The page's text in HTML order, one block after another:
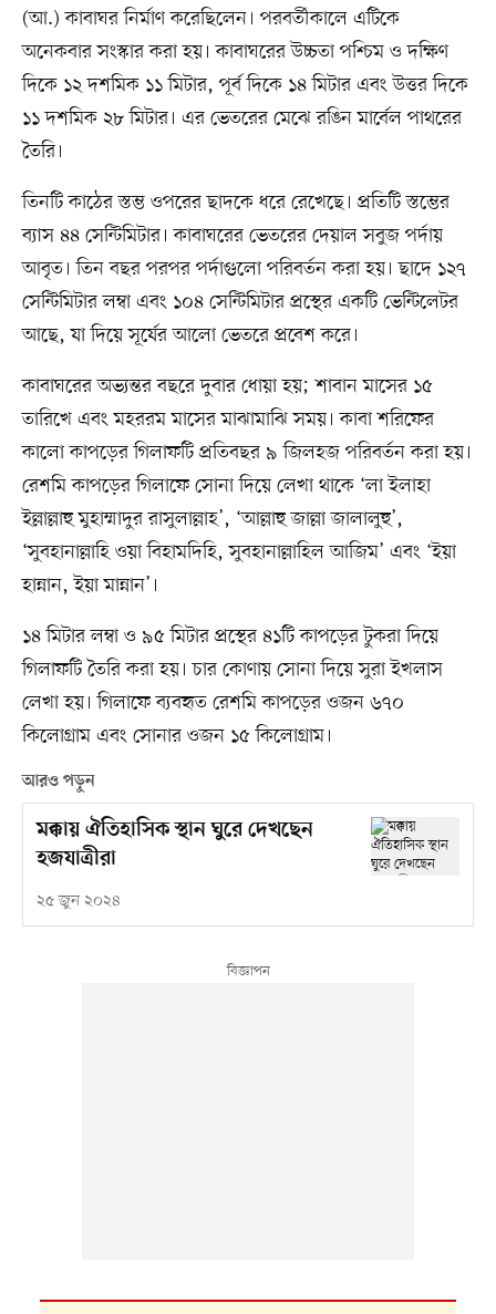
(আ.) কাবাঘর নির্মাণ করেছিলেন। পরবর্তীকালে এটিকে
অনেকবার সংস্কার করা হয়। কাবাঘরের উচ্চতা পশ্চিম ও দক্ষিণ
দিকে ১২ দশমিক ১১ মিটার, পূর্ব দিকে ১৪ মিটার এবং উত্তর দিকে
১১ দশমিক ২৮ মিটার। এর ভেতরের মেঝে রঙিন মার্বেল পাথরের
তৈরি।
তিনটি কাঠের স্তম্ভ ওপরের ছাদকে ধরে রেখেছে। প্রতিটি স্তম্ভের
ব্যাস ৪৪ সেন্টিমিটার। কাবাঘরের ভেতরের দেয়াল সবুজ পর্দায়
আবৃত। তিন বছর পরপর পর্দাগুলো পরিবর্তন করা হয়। ছাদে ১২৭
সেন্টিমিটার লম্বা এবং ১০৪ সেন্টিমিটার প্রস্থের একটি ভেন্টিলেটর
আছে, যা দিয়ে সূর্যের আলো ভেতরে প্রবেশ করে।
কাবাঘরের অভ্যন্তর বছরে দুবার ধোয়া হয়; শাবান মাসের ১৫
তারিখে এবং মহররম মাসের মাঝামাঝি সময়। কাবা শরিফের
কালো কাপড়ের গিলাফটি প্রতিবছর ৯ জিলহজ পরিবর্তন করা হয়।
রেশমি কাপড়ের গিলাফে সোনা দিয়ে লেখা থাকে ‘লা ইলাহা
ইল্লাল্লাহু মুহাম্মাদুর রাসুলাল্লাহ’, ‘আল্লাহু জাল্লা জালালুহু’,
‘সুবহানাল্লাহি ওয়া বিহামদিহি, সুবহানাল্লাহিল আজিম’ এবং ‘ইয়া
হান্নান, ইয়া মান্নান’।
১৪ মিটার লম্বা ও ৯৫ মিটার প্রস্থের ৪১টি কাপড়ের টুকরা দিয়ে
গিলাফটি তৈরি করা হয়। চার কোণায় সোনা দিয়ে সুরা ইখলাস
লেখা হয়। গিলাফে ব্যবহৃত রেশমি কাপড়ের ওজন ৬৭০
কিলোগ্রাম এবং সোনার ওজন ১৫ কিলোগ্রাম।
আরও পড়ুন
মক্কায় ঐতিহাসিক স্থান ঘুরে দেখছেন
হজযাত্রীরা
২৫ জুন ২০২৪